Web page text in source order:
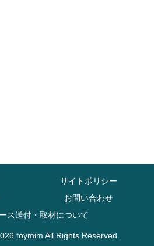
サイトポリシー
お問い合わせ
ス送付・取材について
toymim All Rights Reserved.